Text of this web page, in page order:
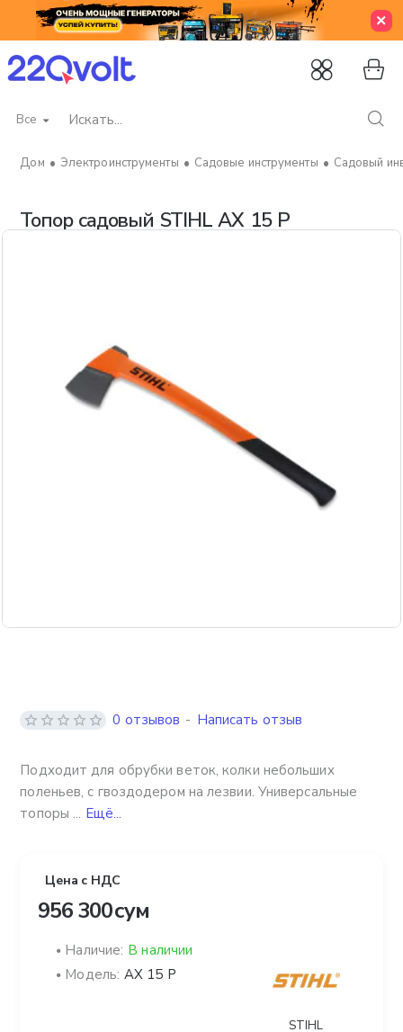
Все
Искать...
Топор садовый STIHL AX 15 P
Электроинструменты Садовые инструменты Садовый
Подходит для обрубки веток, колки небольших
поленьев, с гвоздодером на лезвии. Универсальные
топоры ... Ещё...
0 отзывов - Написать отзыв
Цена с НДС
956 300 сум
Наличие: В наличии
Модель: AX 15 P
STIHL